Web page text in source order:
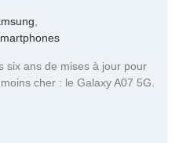
,
six ans de mises à jour pour
cher : le Galaxy A07 5G.